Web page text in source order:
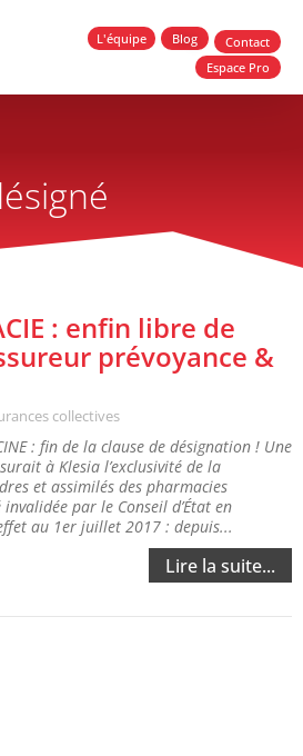
L'équipe Blog
Contact
Espace Pro
: enfin libre de
prévoyance &
collectives
: fin de la clause de désignation ! Une
à Klesia l’exclusivité de la
et assimilés des pharmacies
par le Conseil d’État en
au 1er juillet 2017 : depuis...
Lire la suite...